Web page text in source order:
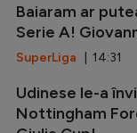
Baiaram ar
Serie A!
SuperLiga | 14:31
Udinese le-a
Nottingham